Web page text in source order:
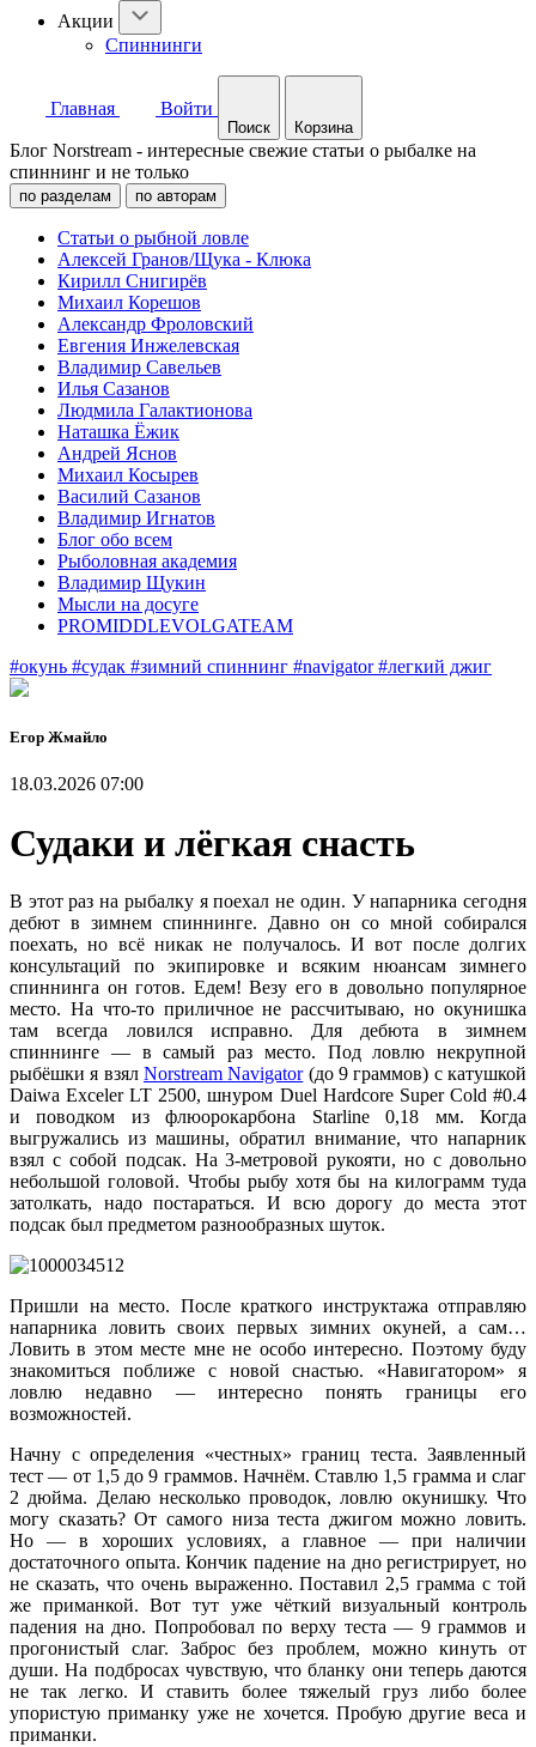
Акции
Спиннинги
Главная Войти
Поиск Корзина
Блог Norstream - интересные свежие статьи о рыбалке на
спиннинг и не только
по разделам по авторам
Статьи о рыбной ловле
Алексей Гранов/Щука - Клюка
Кирилл Снигирёв
Михаил Корешов
Александр Фроловский
Евгения Инжелевская
Владимир Савельев
Илья Сазанов
Людмила Галактионова
Наташка Ёжик
Андрей Яснов
Михаил Косырев
Василий Сазанов
Владимир Игнатов
Блог обо всем
Рыболовная академия
Владимир Щукин
Мысли на досуге
PROMIDDLEVOLGATEAM
#окунь #судак #зимний спиннинг #navigator#легкий джиг
Егор Жмайло
18.03.2026 07:00
Судаки и лёгкая снасть
В этот раз на рыбалку я поехал не один. У напарника сегодня
дебют в зимнем спиннинге. Давно он со мной собирался
поехать, но всё никак не получалось. И вот после долгих
консультаций по экипировке и всяким нюансам зимнего
спиннинга он готов. Едем! Везу его в довольно популярное
место. На что-то приличное не рассчитываю, но окунишка
там всегда ловился исправно. Для дебюта в зимнем
спиннинге — в самый раз место. Под ловлю некрупной
рыбёшки я взял Norstream Navigator(до 9 граммов) с катушкой
Daiwa Exceler LT 2500, шнуром Duel Hardcore Super Сold #0.4
и поводком из флюорокарбона Starline 0,18 мм. Когда
выгружались из машины, обратил внимание, что напарник
взял с собой подсак. На 3-метровой рукояти, но с довольно
небольшой головой. Чтобы рыбу хотя бы на килограмм туда
затолкать, надо постараться. И всю дорогу до места этот
подсак был предметом разнообразных шуток.
Пришли на место. После краткого инструктажа отправляю
напарника ловить своих первых зимних окуней, а сам…
Ловить в этом месте мне не особо интересно. Поэтому буду
знакомиться поближе с новой снастью. «Навигатором» я
ловлю недавно — интересно понять границы его
возможностей.
Начну с определения «честных» границ теста. Заявленный
тест — от 1,5 до 9 граммов. Начнём. Ставлю 1,5 грамма и слаг
2 дюйма. Делаю несколько проводок, ловлю окунишку. Что
могу сказать? От самого низа теста джигом можно ловить.
Но — в хороших условиях, а главное — при наличии
достаточного опыта. Кончик падение на дно регистрирует, но
не сказать, что очень выраженно. Поставил 2,5 грамма с той
же приманкой. Вот тут уже чёткий визуальный контроль
падения на дно. Попробовал по верху теста — 9 граммов и
прогонистый слаг. Заброс без проблем, можно кинуть от
души. На подбросах чувствую, что бланку они теперь даются
не так легко. И ставить более тяжелый груз либо более
упористую приманку уже не хочется. Пробую другие веса и
приманки.